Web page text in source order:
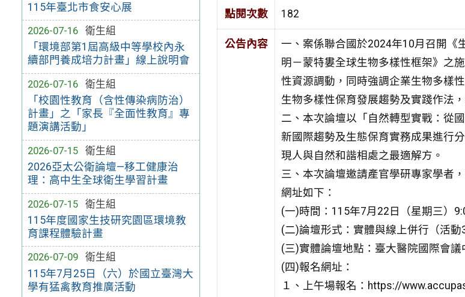
115年臺北市食安心展
2026-07-16
衛生組
「環境部第1屆高級中等學校內永
續部門養成培力計畫」線上說明會
2026-07-16
衛生組
「校園性教育（含性傳染病防治）
計畫」之「家長『全面性教育』專
題演講活動」
2026-07-15
衛生組
2026亞太公衛論壇—移工健康治
理：高中生全球衛生學習計畫
2026-07-15
衛生組
115年度國家生技研究園區環境教
育課程體驗計畫
2026-07-09
衛生組
115年7月25日（六）於國立臺灣大
學有猛禽教育推廣活動
點閱次數 182
公告內容
一、案係聯合國於2024年10月召開《
明－蒙特婁全球生物多樣性框架》之
性資源調動，同時強調企業生物多樣
生物多樣性保育發展趨勢及實踐作法
二、本次論壇以「自然轉型實戰：從
新國際趨勢及生態保育實務成果進行
現人與自然和諧相處之最適解方。
三、本次論壇邀請產官學研專家學者
網址如下：
(一)時間：115年7月22日（星期三）
(二)論壇形式：實體與線上併行（活
(三)實體論壇地點：臺大醫院國際會
(四)報名網址：
１、上午場報名：https://